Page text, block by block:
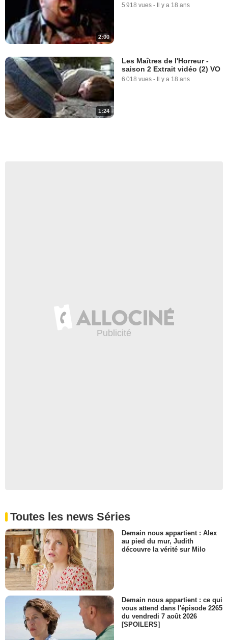
2:00
5 918 vues - Il y a 18 ans
1:24
Les Maîtres de l'Horreur -
saison 2 Extrait vidéo (2) VO
6 018 vues - Il y a 18 ans
Toutes les news Séries
Demain nous appartient : Alex
au pied du mur, Judith
découvre la vérité sur Milo
Demain nous appartient : ce qui
vous attend dans l'épisode 2265
du vendredi 7 août 2026
[SPOILERS]